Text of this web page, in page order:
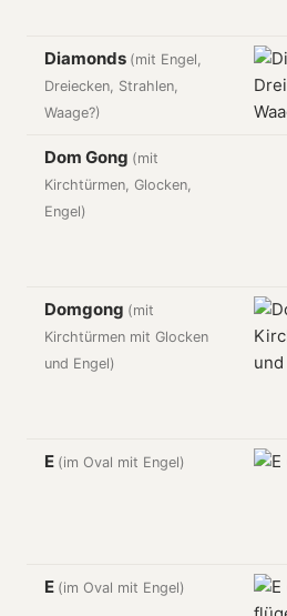
Diamonds (mit Engel,
Dreiecken, Strahlen,
Waage?)
Dom Gong (mit
Kirchtürmen, Glocken,
Engel)
Domgong (mit
Kirchtürmen mit Glocken
und Engel)
E (im Oval mit Engel)
E (im Oval mit Engel)